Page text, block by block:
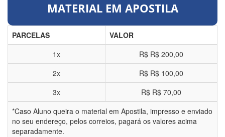
MATERIAL EM APOSTILA
PARCELAS
VALOR
1x
R$ R$ 200,00
2x
R$ R$ 100,00
3x
R$ R$ 70,00
*Caso Aluno queira o material em Apostila, impresso e enviado
no seu endereço, pelos correios, pagará os valores acima
separadamente.